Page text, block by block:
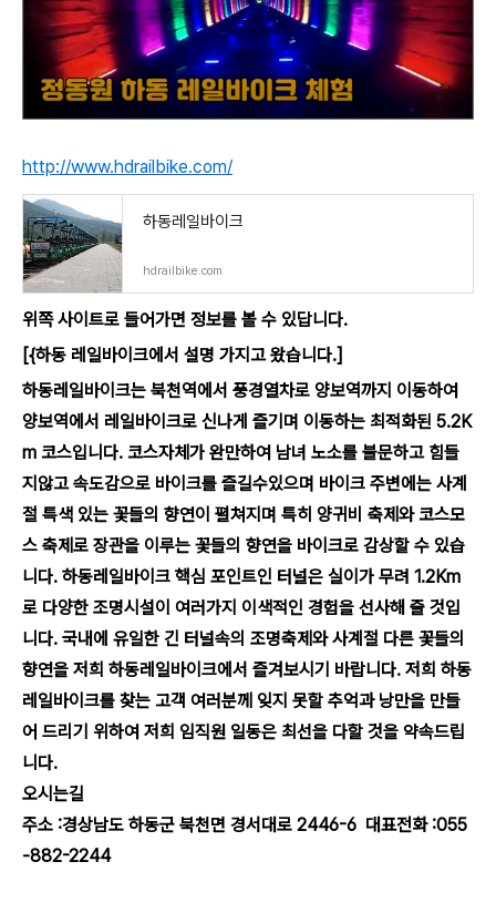
http://www.hdrailbike.com/
하동레일바이크
hdrailbike.com
위쪽 사이트로 들어가면 정보를 볼 수 있답니다.
[{하동 레일바이크에서 설명 가지고 왔습니다.]
하동레일바이크는 북천역에서 풍경열차로 양보역까지 이동하여
양보역에서 레일바이크로 신나게 즐기며 이동하는 최적화된 5.2K
m 코스입니다. 코스자체가 완만하여 남녀 노소를 불문하고 힘들
지않고 속도감으로 바이크를 즐길수있으며 바이크 주변에는 사계
절 특색 있는 꽃들의 향연이 펼쳐지며 특히 양귀비 축제와 코스모
스 축제로 장관을 이루는 꽃들의 향연을 바이크로 감상할 수 있습
니다. 하동레일바이크 핵심 포인트인 터널은 실이가 무려 1.2Km
로 다양한 조명시설이 여러가지 이색적인 경험을 선사해 줄 것입
니다. 국내에 유일한 긴 터널속의 조명축제와 사계절 다른 꽃들의
향연을 저희 하동레일바이크에서 즐겨보시기 바랍니다. 저희 하동
레일바이크를 찾는 고객 여러분께 잊지 못할 추억과 낭만을 만들
어 드리기 위하여 저희 임직원 일동은 최선을 다할 것을 약속드립
니다.
오시는길
주소 :경상남도 하동군 북천면 경서대로 2446-6 대표전화 :055
-882-2244